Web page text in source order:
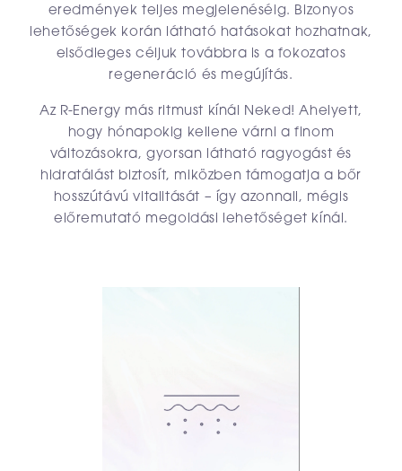
eredmények teljes megjelenéséig. Bizonyos
lehetőségek korán látható hatásokat hozhatnak,
elsődleges céljuk továbbra is a fokozatos
regeneráció és megújítás.
Az R-Energy más ritmust kínál Neked! Ahelyett,
hogy hónapokig kellene várni a finom
változásokra, gyorsan látható ragyogást és
hidratálást biztosít, miközben támogatja a bőr
hosszútávú vitalitását – így azonnali, mégis
előremutató megoldási lehetőséget kínál.